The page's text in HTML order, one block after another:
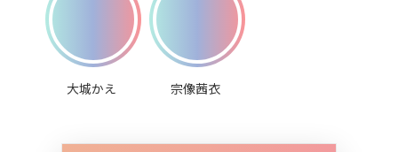
大城かえ 宗像茜衣